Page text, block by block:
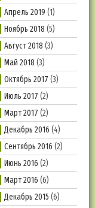
Апрель 2019 (1)
Ноябрь 2018 (5)
Август 2018 (3)
Май 2018 (3)
Октябрь 2017 (3)
Июль 2017 (2)
Март 2017 (2)
Декабрь 2016 (4)
Сентябрь 2016 (2)
Июнь 2016 (2)
Март 2016 (6)
Декабрь 2015 (6)